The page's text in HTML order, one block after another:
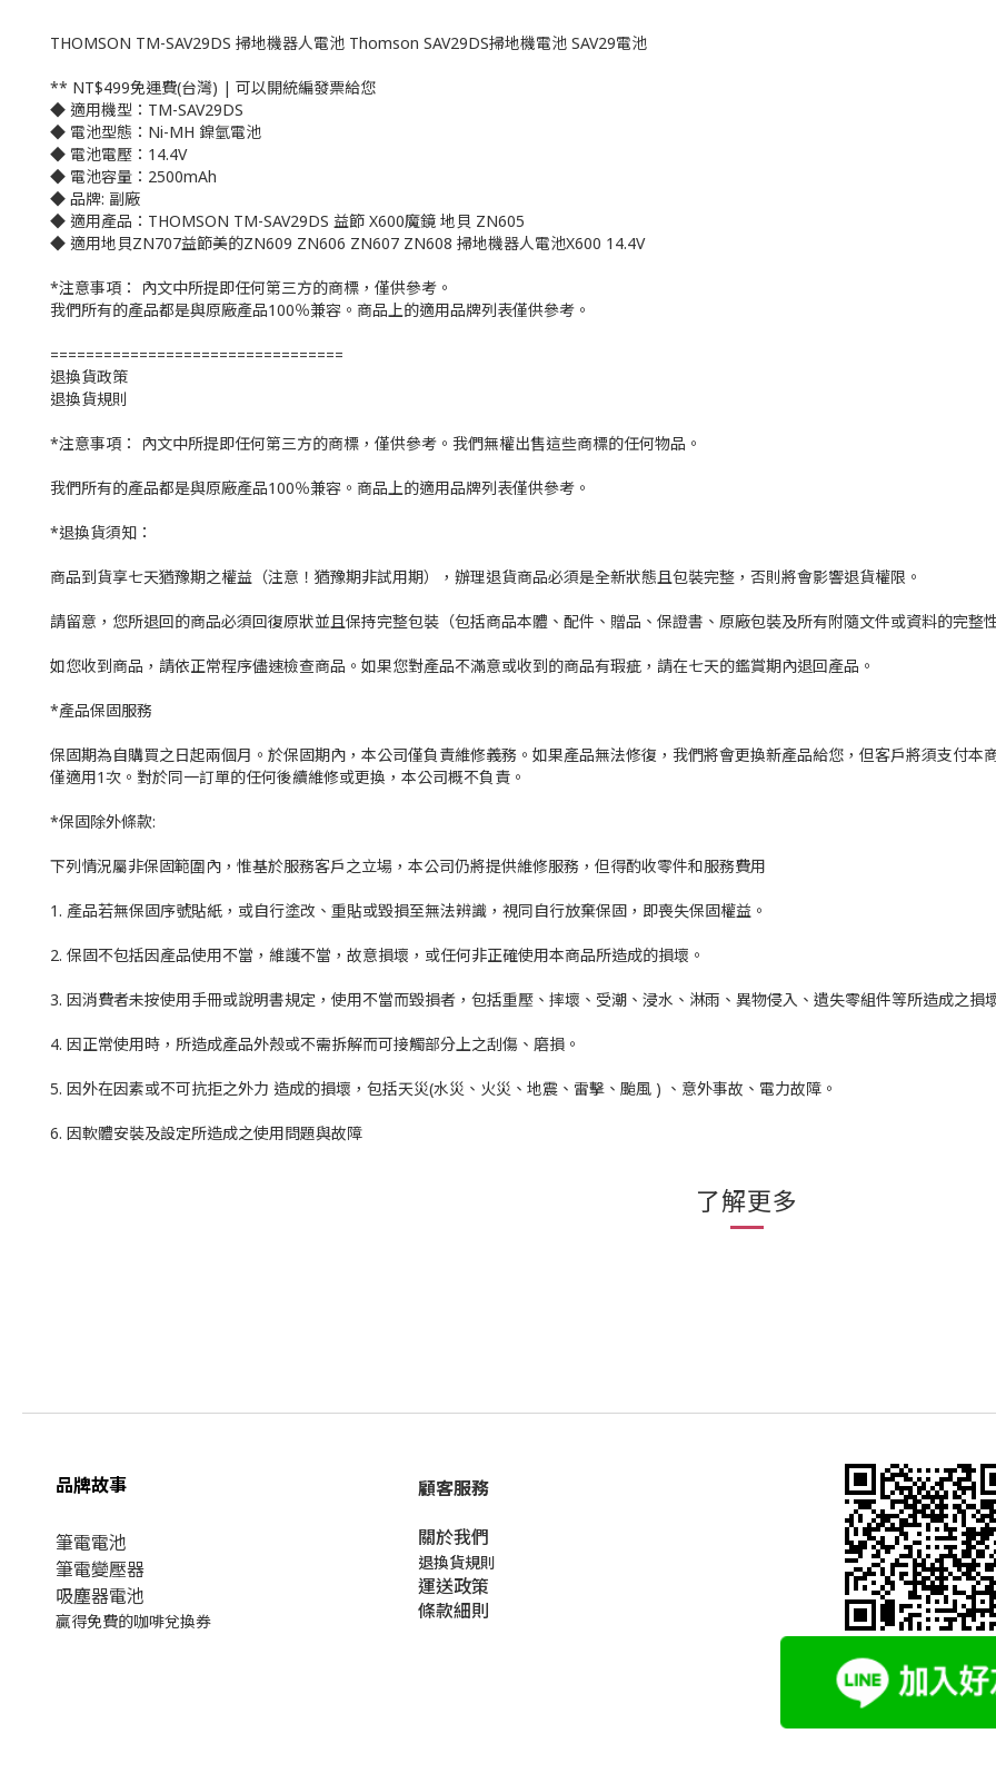
THOMSON TM-SAV29DS 掃地機器人電池 Thomson SAV29DS掃地機電池 SAV29電池
** NT$499免運費(台灣) | 可以開統編發票給您
◆ 適用機型：TM-SAV29DS
◆ 電池型態：Ni-MH 鎳氫電池
◆ 電池電壓：14.4V
◆ 電池容量：2500mAh
◆ 品牌: 副廠
◆ 適用產品：THOMSON TM-SAV29DS 益節 X600魔鏡 地貝 ZN605
◆ 適用地貝ZN707益節美的ZN609 ZN606 ZN607 ZN608 掃地機器人電池X600 14.4V
*注意事項： 內文中所提即任何第三方的商標，僅供參考。
我們所有的產品都是與原廠產品100％兼容。商品上的適用品牌列表僅供參考。
=================================
退換貨政策
退換貨規則
*注意事項： 內文中所提即任何第三方的商標，僅供參考。我們無權出售這些商標的任何物品。
我們所有的產品都是與原廠產品100％兼容。商品上的適用品牌列表僅供參考。
*退換貨須知：
商品到貨享七天猶豫期之權益（注意！猶豫期非試用期），辦理退貨商品必須是全新狀態且包裝完整，否則將會影響退貨權限。
請留意，您所退回的商品必須回復原狀並且保持完整包裝（包括商品本體、配件、贈品、保證書、原廠包裝及所有附隨文件或資料的完整
如您收到商品，請依正常程序儘速檢查商品。如果您對產品不滿意或收到的商品有瑕疵，請在七天的鑑賞期內退回產品。
*產品保固服務
保固期為自購買之日起兩個月。於保固期內，本公司僅負責維修義務。如果產品無法修復，我們將會更換新產品給您，但客戶將須支付
僅適用1次。對於同一訂單的任何後續維修或更換，本公司概不負責。
*保固除外條款:
下列情況屬非保固範圍內，惟基於服務客戶之立場，本公司仍將提供維修服務，但得酌收零件和服務費用
1. 產品若無保固序號貼紙，或自行塗改、重貼或毀損至無法辨識，視同自行放棄保固，即喪失保固權益。
2. 保固不包括因產品使用不當，維護不當，故意損壞，或任何非正確使用本商品所造成的損壞。
3. 因消費者未按使用手冊或說明書規定，使用不當而毀損者，包括重壓、摔壞、受潮、浸水、淋雨、異物侵入、遺失零組件等所造成之損
4. 因正常使用時，所造成產品外殼或不需拆解而可接觸部分上之刮傷、磨損。
5. 因外在因素或不可抗拒之外力 造成的損壞，包括天災(水災、火災、地震、雷擊、颱風 ) 、意外事故、電力故障。
6. 因軟體安裝及設定所造成之使用問題與故障
了解更多
品牌故事
筆電電池
筆電變壓器
吸塵器電池
贏得免費的咖啡兌換券
顧客服務
關於我們​
退換貨規則
運送政策
條款細則